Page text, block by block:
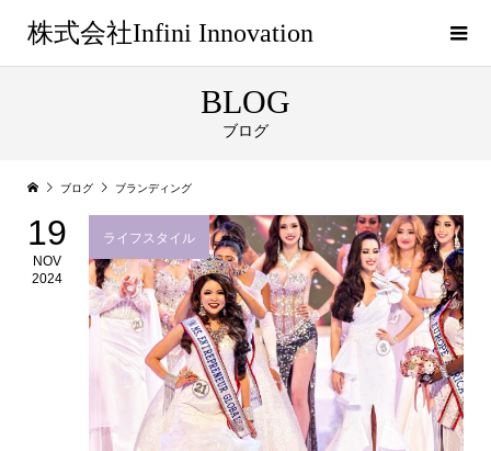
株式会社Infini Innovation
BLOG
ブログ
ブログ ブランディング
19
NOV
2024
ライフスタイル